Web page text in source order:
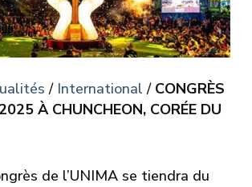
/ International / CONGRÈS
À CHUNCHEON, CORÉE DU
de l’UNIMA se tiendra du